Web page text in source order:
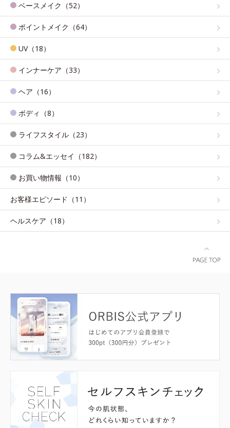
ベースメイク（52）
ポイントメイク（64）
UV（18）
インナーケア（33）
ヘア（16）
ボディ（8）
ライフスタイル（23）
コラム&エッセイ（182）
お買い物情報（10）
お客様エピソード（11）
ヘルスケア（18）